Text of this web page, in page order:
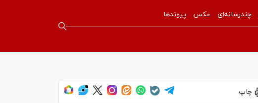
چندرسانه‌ای عکس پیوندها
چاپ